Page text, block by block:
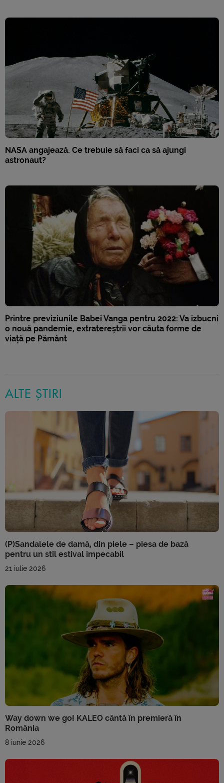
NASA angajează. Ce trebuie să faci ca să ajungi
astronaut?
Printre previziunile Babei Vanga pentru 2022: Va izbucni
o nouă pandemie, extratereștrii vor căuta forme de
viață pe Pământ
ALTE ȘTIRI
(P)Sandalele de damă, din piele – piesa de bază
pentru un stil estival impecabil
21 iulie 2026
Way down we go! KALEO cântă în premieră în
România
8 iunie 2026